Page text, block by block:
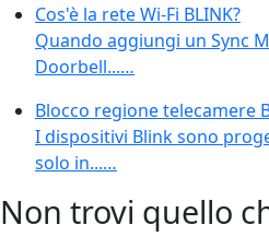
Cos'è la rete Wi-Fi BLINK?
Quando aggiungi un Sync
Doorbell...…
Blocco regione telecamere
I dispositivi Blink sono
solo in...…
Non trovi quello